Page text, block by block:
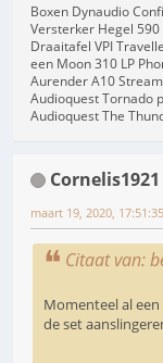
Boxen Dynaudio
Versterker Hegel 590
Draaitafel VPI
een Moon 310 LP
Aurender A10
Audioquest Tornado
Audioquest The
Cornelis1921
maart 19, 2020, 17:51:35
Citaat van:
Momenteel al
de set